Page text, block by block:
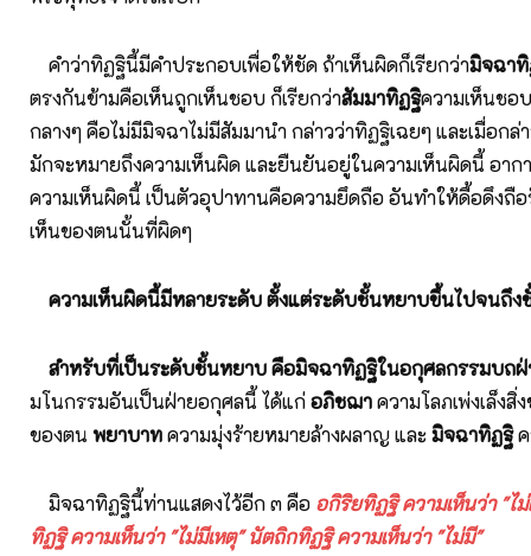
คำว่าทิฏฐินี้มีคำประกอบเพื่อให้ชัด ถ้าเห็นผิดก็เรียกว่ามิจฉา
ตรงกันข้ามคือเห็นถูกเห็นชอบ ก็เรียกว่าสัมมาทิฏฐิความเห็นชอ
กลางๆ คือไม่มีมิจฉาไม่มีสัมมานำ กล่าวว่าทิฏฐิเฉยๆ และเมื่อกล่
มักจะหมายถึงความเห็นผิด และยืนยันอยู่ในความเห็นผิดนี้ อา
ความเห็นผิดนี้ เป็นตัวอุปาทานคือความยึดถือ อันทำให้ดื้อดึงถื
เห็นของตนนั้นที่ผิดๆ
ความเห็นผิดนี้มีหลายระดับ ตั้งแต่ระดับชั้นหยาบขึ้นไปจนถึง
สำหรับที่เป็นระดับชั้นหยาบ คือมิจฉาทิฏฐิในอกุศลกรรมบถ
มโนกรรมอันเป็นฝ่ายอกุศลนี้ ได้แก่อภิชฌาความโลภเพ่งเล็งสิ่
ของตน พยาบาทความมุ่งร้ายหมายล้างผลาญ และ มิจฉาทิฏฐิค
มิจฉาทิฏฐินี้ท่านแสดงไว้อีก ๓ คือ อกิริยทิฏฐิ ความเห็นว่า "ไ
ทิฏฐิ ความเห็นว่า "ไม่มีเหตุ" นัตถิกทิฏฐิ ความเห็นว่า "ไม่มี"